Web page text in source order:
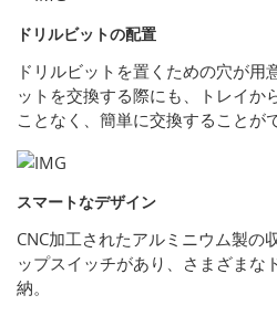
ドリルビットの配置
ドリルビットを置くための穴が用
ットを交換する際にも、トレイか
ことなく、簡単に交換することが
スマートなデザイン
CNC加工されたアルミニウム製の
ップスイッチがあり、さまざまな
納。